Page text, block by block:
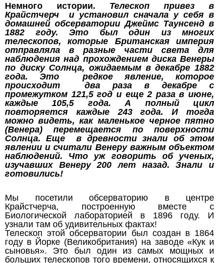
Немного истории. Телескоп привез в
Крайстчерч и установил сначала у себя в
домашней обсерватории Джеймс Таунсенд в
1882 году. Это был один из многих
телескопов, которые Британская империя
отправляла в разные части света для
наблюдения над прохождением диска Венеры
по диску Солнца, ожидаемым в декабре 1882
года. Это редкое явление, которое
происходит два раза в декабре с
промежутком 121,5 год и еще 2 раза в июне,
каждые 105,5 года. А полный цикл
повторяется каждые 243 года. И тогда
можно видеть, как маленькое черное пятно
(Венера) перемещается по поверхности
Солнца. Еще в древности знали об этом
явлении и считали Венеру важным объектом
наблюдений. Что уж говорить об ученых,
изучавших Венеру 200 лет назад. Знали и
готовились!
Мы посетили обсерваторию в центре
Крайстчерча, построенную вместе с
Биологической лабораторией в 1896 году. И
узнали там об удивительных фактах!
Телескоп этой обсерватории был создан в 1864
году в Йорке (Великобритания) на заводе «Кук и
сыновья». Это был один из самых мощных и
больших телескопов того времени, относящихся к